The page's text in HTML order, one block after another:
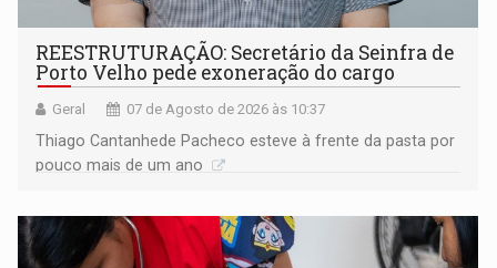
REESTRUTURAÇÃO: Secretário da Seinfra de
Porto Velho pede exoneração do cargo
Geral 07 de Agosto de 2026 às 10:37
Thiago Cantanhede Pacheco esteve à frente da pasta por
pouco mais de um ano